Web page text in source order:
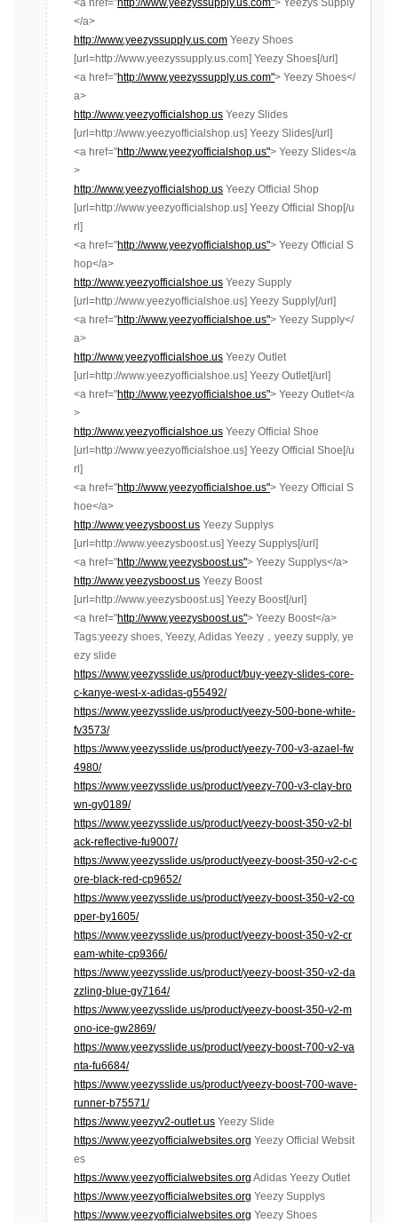
<a href="http://www.yeezyssupply.us.com"> Yeezys Supply
</a>
http://www.yeezyssupply.us.com Yeezy Shoes
[url=http://www.yeezyssupply.us.com] Yeezy Shoes[/url]
<a href="http://www.yeezyssupply.us.com"> Yeezy Shoes</
a>
http://www.yeezyofficialshop.us Yeezy Slides
[url=http://www.yeezyofficialshop.us] Yeezy Slides[/url]
<a href="http://www.yeezyofficialshop.us"> Yeezy Slides</a
>
http://www.yeezyofficialshop.us Yeezy Official Shop
[url=http://www.yeezyofficialshop.us] Yeezy Official Shop[/u
rl]
<a href="http://www.yeezyofficialshop.us"> Yeezy Official S
hop</a>
http://www.yeezyofficialshoe.us Yeezy Supply
[url=http://www.yeezyofficialshoe.us] Yeezy Supply[/url]
<a href="http://www.yeezyofficialshoe.us"> Yeezy Supply</
a>
http://www.yeezyofficialshoe.us Yeezy Outlet
[url=http://www.yeezyofficialshoe.us] Yeezy Outlet[/url]
<a href="http://www.yeezyofficialshoe.us"> Yeezy Outlet</a
>
http://www.yeezyofficialshoe.us Yeezy Official Shoe
[url=http://www.yeezyofficialshoe.us] Yeezy Official Shoe[/u
rl]
<a href="http://www.yeezyofficialshoe.us"> Yeezy Official S
hoe</a>
http://www.yeezysboost.us Yeezy Supplys
[url=http://www.yeezysboost.us] Yeezy Supplys[/url]
<a href="http://www.yeezysboost.us"> Yeezy Supplys</a>
http://www.yeezysboost.us Yeezy Boost
[url=http://www.yeezysboost.us] Yeezy Boost[/url]
<a href="http://www.yeezysboost.us"> Yeezy Boost</a>
Tags:yeezy shoes, Yeezy, Adidas Yeezy，yeezy supply, ye
ezy slide
https://www.yeezysslide.us/product/buy-yeezy-slides-core-
c-kanye-west-x-adidas-g55492/
https://www.yeezysslide.us/product/yeezy-500-bone-white-
fv3573/
https://www.yeezysslide.us/product/yeezy-700-v3-azael-fw
4980/
https://www.yeezysslide.us/product/yeezy-700-v3-clay-bro
wn-gy0189/
https://www.yeezysslide.us/product/yeezy-boost-350-v2-bl
ack-reflective-fu9007/
https://www.yeezysslide.us/product/yeezy-boost-350-v2-c-c
ore-black-red-cp9652/
https://www.yeezysslide.us/product/yeezy-boost-350-v2-co
pper-by1605/
https://www.yeezysslide.us/product/yeezy-boost-350-v2-cr
eam-white-cp9366/
https://www.yeezysslide.us/product/yeezy-boost-350-v2-da
zzling-blue-gy7164/
https://www.yeezysslide.us/product/yeezy-boost-350-v2-m
ono-ice-gw2869/
https://www.yeezysslide.us/product/yeezy-boost-700-v2-va
nta-fu6684/
https://www.yeezysslide.us/product/yeezy-boost-700-wave-
runner-b75571/
https://www.yeezyv2-outlet.us Yeezy Slide
https://www.yeezyofficialwebsites.org Yeezy Official Websit
es
https://www.yeezyofficialwebsites.org Adidas Yeezy Outlet
https://www.yeezyofficialwebsites.org Yeezy Supplys
https://www.yeezyofficialwebsites.org Yeezy Shoes